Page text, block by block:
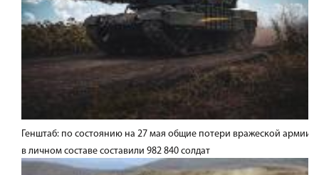
Генштаб: по состоянию на 27 мая общие потери вражеской армии
в личном составе составили 982 840 солдат